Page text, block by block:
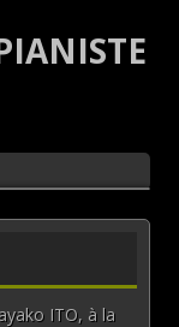
contenu principal
ITO, à la